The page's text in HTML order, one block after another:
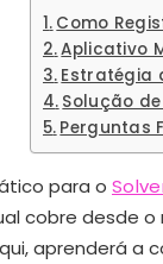
Como
Aplicativo
Estratégia
Solução
Perguntas
para o
cobre desde
aprenderá a